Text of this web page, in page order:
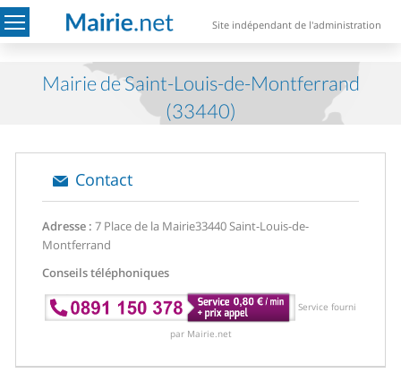
Site indépendant de l'administration
Mairie de Saint-Louis-de-Montferrand
(33440)
Contact
Adresse : 7 Place de la Mairie33440 Saint-Louis-de-
Montferrand
Conseils téléphoniques
Service fourni
par Mairie.net